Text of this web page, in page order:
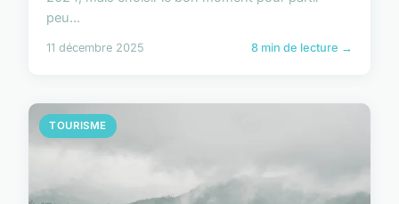
peu...
11 décembre 2025 8 min de lecture →
TOURISME